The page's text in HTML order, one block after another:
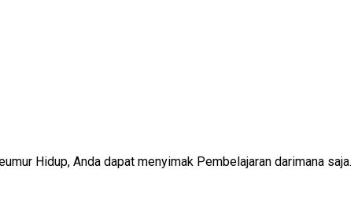
Hidup, Anda dapat menyimak Pembelajaran darimana saja.